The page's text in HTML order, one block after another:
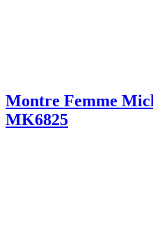
Montre Femme
MK6825